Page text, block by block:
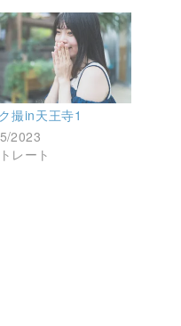
撮in天王寺1
2023
レート